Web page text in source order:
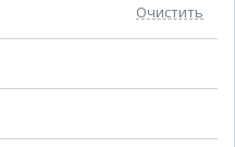
Очистить